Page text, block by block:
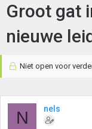
Groot gat
nieuwe
Niet open voor
N nels